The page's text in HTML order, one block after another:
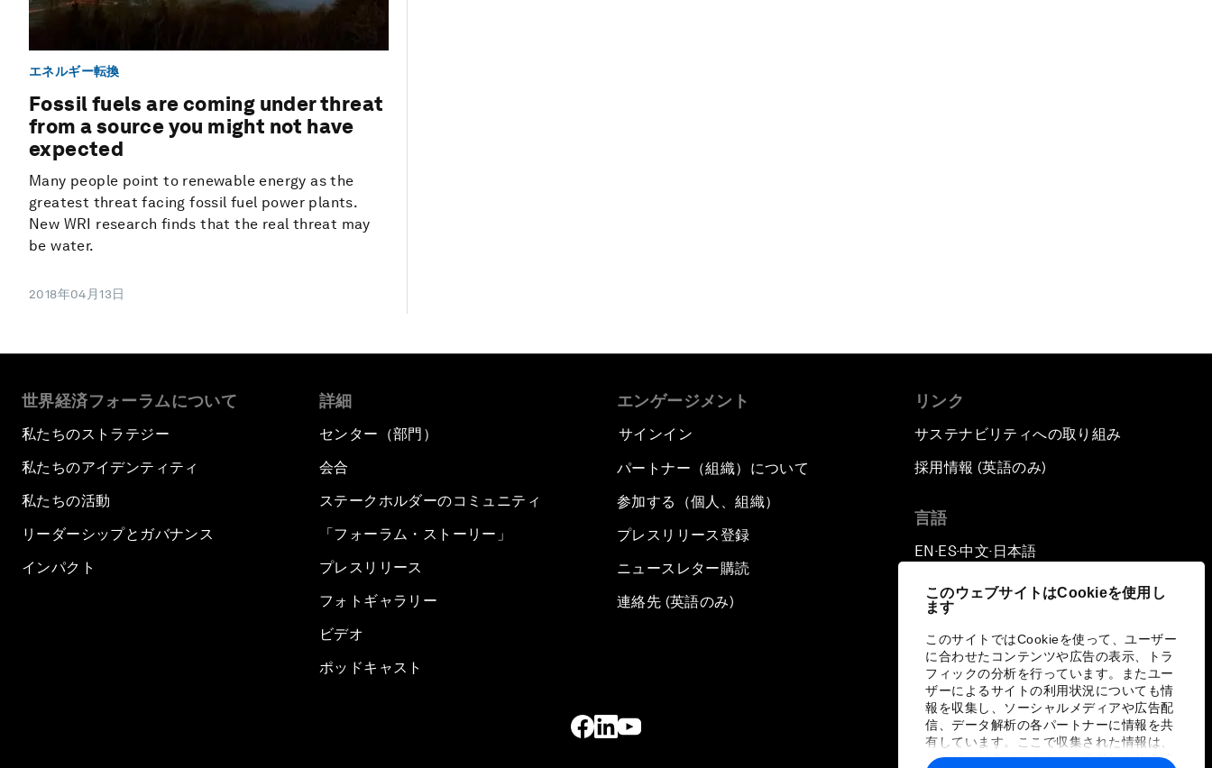
このウェブサイトはCookieを使用し
ます
このサイトではCookieを使って、ユーザー
に合わせたコンテンツや広告の表示、トラ
フィックの分析を行っています。またユー
ザーによるサイトの利用状況についても情
報を収集し、ソーシャルメディアや広告配
信、データ解析の各パートナーに情報を共
有しています。ここで収集された情報は、
ユーザーが各パートナーに提供した他の情
エネルギー転換
Fossil fuels are coming under threat
from a source you might not have
expected
Many people point to renewable energy as the
greatest threat facing fossil fuel power plants.
New WRI research finds that the real threat may
be water.
2018年04月13日
世界経済フォーラムについて
私たちのストラテジー
私たちのアイデンティティ
私たちの活動
リーダーシップとガバナンス
インパクト
詳細
センター（部門）
会合
ステークホルダーのコミュニティ
「フォーラム・ストーリー」
プレスリリース
フォトギャラリー
ビデオ
ポッドキャスト
エンゲージメント
サインイン
パートナー（組織）について
参加する（個人、組織）
プレスリリース登録
ニュースレター購読
連絡先 (英語のみ)
リンク
サステナビリティへの取り組み
採用情報 (英語のみ)
言語
EN ▪ ES▪中文▪ 日本語